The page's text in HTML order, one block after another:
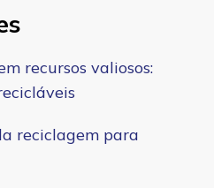
recursos valiosos:
reciclagem para